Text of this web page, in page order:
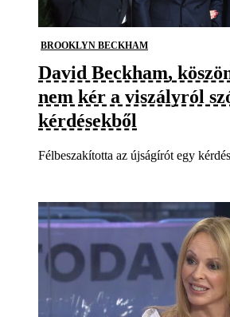
BROOKLYN BECKHAM
David Beckham,
nem kér a viszályról
kérdésekből
Félbeszakította az újságírót egy